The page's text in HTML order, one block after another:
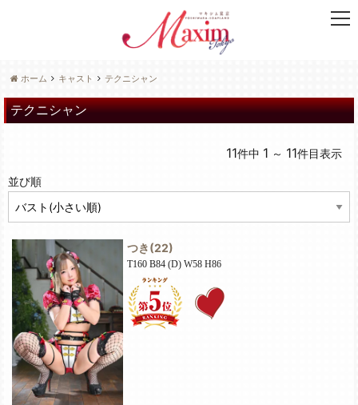
ホーム キャスト テクニシャン
テクニシャン
11件中 1 ～ 11件目表示
並び順
つき(22)
T160 B84 (D) W58 H86
t
e
v
a
t